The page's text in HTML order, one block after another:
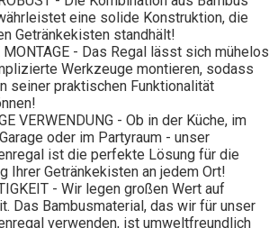
eine solide Konstruktion, die
Getränkekisten standhält!
MONTAGE - Das Regal lässt sich mühelos
Werkzeuge montieren, sodass
seiner praktischen Funktionalität
VERWENDUNG - Ob in der Küche, im
oder im Partyraum - unser
ist die perfekte Lösung für die
Ihrer Getränkekisten an jedem Ort!
- Wir legen großen Wert auf
Das Bambusmaterial, das wir für unser
verwenden, ist umweltfreundlich